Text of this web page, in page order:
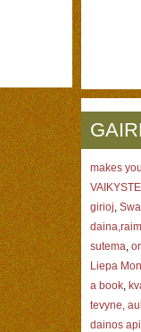
makes
girioj,
sutema,
Liepa
a book,
tevyne,
dainos